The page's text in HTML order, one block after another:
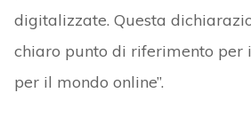
digitalizzate. Questa
chiaro punto di riferimento
per il mondo online”.